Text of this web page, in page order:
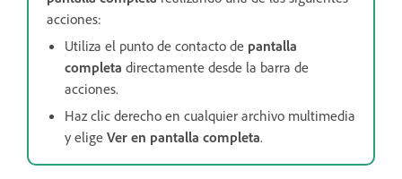
acciones:
Utiliza el punto de contacto de pantalla
completa directamente desde la barra de
acciones.
Haz clic derecho en cualquier archivo multimedia
y elige Ver en pantalla completa.